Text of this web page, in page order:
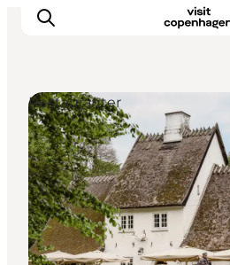
Aktiviteter
Spise og drikke
Planlegg turen din
Restauranter